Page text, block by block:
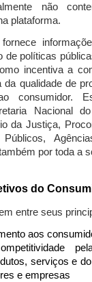
não
plataforma.
de políticas
incentiva a
da qualidade de
consumidor.
Nacional
da Justiça,
por toda a
do
entre seus
aos
serviços e
e empresas